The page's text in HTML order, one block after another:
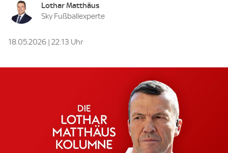
Lothar Matthäus
Sky Fußballexperte
18.05.2026 | 22:13 Uhr